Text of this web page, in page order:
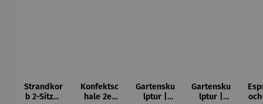
Strandkor
b 2-Sitzer
Konfektsc
hale 2er
Gartensku
lptur |
Gartensku
lptur |